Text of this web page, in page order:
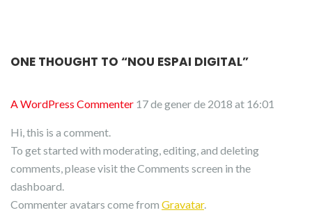
ONE THOUGHT TO “NOU ESPAI DIGITAL”
A WordPress Commenter 17 de gener de 2018 at 16:01
Hi, this is a comment.
To get started with moderating, editing, and deleting
comments, please visit the Comments screen in the
dashboard.
Commenter avatars come from Gravatar.